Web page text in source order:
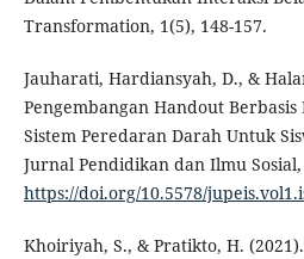
Transformation, 1(5), 148-157.
Jauharati, Hardiansyah, D., &
Pengembangan Handout
Sistem Peredaran Darah Untuk
Jurnal Pendidikan dan Ilmu Sosial,
https://doi.org/10.5578/
Khoiriyah, S., & Pratikto, H.